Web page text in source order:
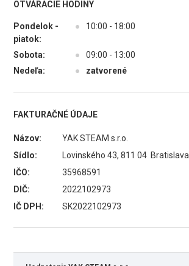
OTVÁRACIE HODINY
Pondelok -
piatok:
● 10:00 - 18:00
Sobota: ●
09:00 - 13:00
Nedeľa:
● zatvorené
FAKTURAČNÉ ÚDAJE
Názov:
YAK STEAM s.r.o.
Sídlo:
Lovinského 43, 811 04 Bratislava
IČO:
35968591
DIČ:
2022102973
IČ DPH:
SK2022102973